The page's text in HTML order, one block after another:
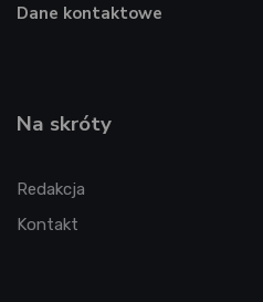
Dane kontaktowe
Na skróty
Redakcja
Kontakt